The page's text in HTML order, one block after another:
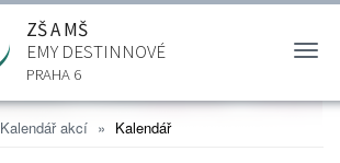
ZŠ A MŠ
EMY DESTINNOVÉ
PRAHA 6
Kalendář akcí Kalendář